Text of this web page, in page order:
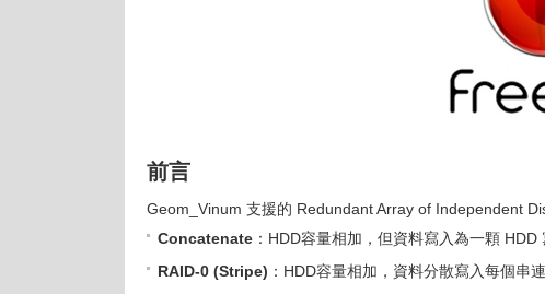
前言
Geom_Vinum 支援的 Redundant Array of Independent
Concatenate ：HDD容量相加，但資料寫入為一顆 HDD
RAID-0 (Stripe) ：HDD容量相加，資料分散寫入每個串